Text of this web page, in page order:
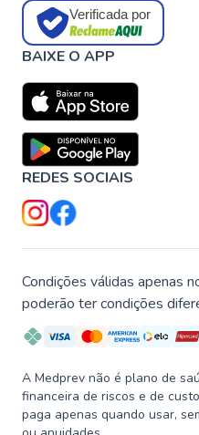
Verificada por
BAIXE O APP
REDES SOCIAIS
Condições válidas apenas
poderão ter condições
A Medprev não é plano de
financeira de riscos e de
paga apenas quando usar,